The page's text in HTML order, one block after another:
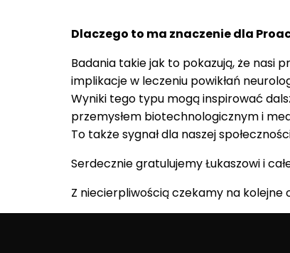
Dlaczego to ma znaczenie dla
Badania takie jak to pokazują, że nasi
implikacje w leczeniu powikłań
Wyniki tego typu mogą inspirować
przemysłem biotechnologicznym i
To także sygnał dla naszej
Serdecznie gratulujemy Łukaszowi i
Z niecierpliwością czekamy na